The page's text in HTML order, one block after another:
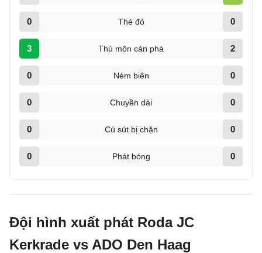
0 Thẻ đỏ 0
3 Thủ môn cản phá 2
0 Ném biên 0
0 Chuyền dài 0
0 Cú sút bị chặn 0
0 Phát bóng 0
Đội hình xuất phát Roda JC
Kerkrade vs ADO Den Haag